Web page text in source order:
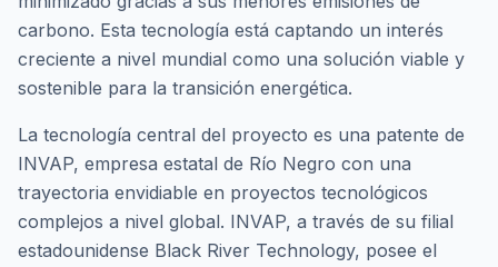
carbono. Esta tecnología está captando un interés
creciente a nivel mundial como una solución viable y
sostenible para la transición energética.
La tecnología central del proyecto es una patente de
INVAP, empresa estatal de Río Negro con una
trayectoria envidiable en proyectos tecnológicos
complejos a nivel global. INVAP, a través de su filial
estadounidense Black River Technology, posee el